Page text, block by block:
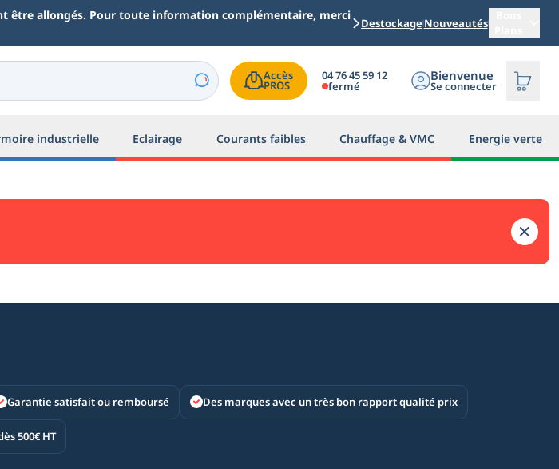
être allongés. Pour toute information complémentaire, merci
DestockageNouveautés
Accès
PROS
04 76 45 59 12
fermé
Bienvenue
Se connecter
industrielle Eclairage Courants faibles Chauffage & VMC Energie verte
Garantie satisfait ou remboursé Des marques avec un très bon rapport qualité prix
500€ HT